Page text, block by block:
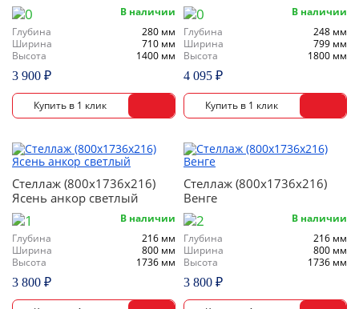
В наличии
Глубина
280 мм
Ширина
710 мм
Высота
1400 мм
3 900 ₽
В наличии
Глубина
248 мм
Ширина
799 мм
Высота
1800 мм
4 095 ₽
Стеллаж (800х1736х216)
Ясень анкор светлый
В наличии
Глубина
216 мм
Ширина
800 мм
Высота
1736 мм
3 800 ₽
Стеллаж (800х1736х216)
Венге
В наличии
Глубина
216 мм
Ширина
800 мм
Высота
1736 мм
3 800 ₽